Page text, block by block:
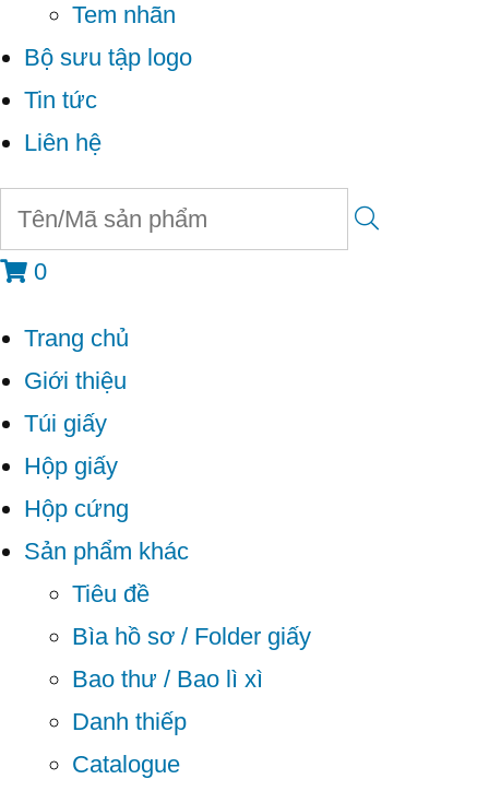
Tem nhãn
Bộ sưu tập logo
Tin tức
Liên hệ
0
Trang chủ
Giới thiệu
Túi giấy
Hộp giấy
Hộp cứng
Sản phẩm khác
Tiêu đề
Bìa hồ sơ / Folder giấy
Bao thư / Bao lì xì
Danh thiếp
Catalogue